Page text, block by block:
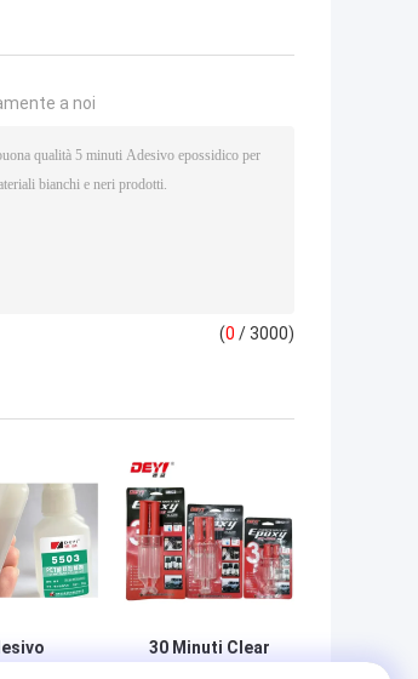
a noi
(0 / 3000)
30 Minuti Clear